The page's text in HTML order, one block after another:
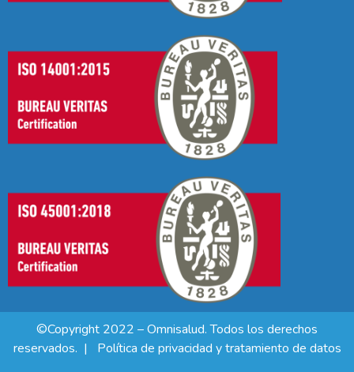
©Copyright 2022 – Omnisalud. Todos los derechos
reservados. |
Política de privacidad y tratamiento de datos